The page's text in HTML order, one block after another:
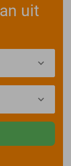
uit